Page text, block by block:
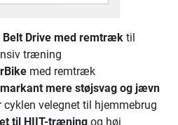
Drive med remtræk til
træning
med remtræk
mere støjsvag og jævn
velegnet til hjemmebrug
til HIIT-træning og høj